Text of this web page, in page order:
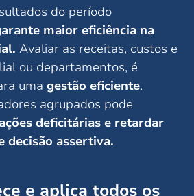
do período
maior eficiência na
Avaliar as receitas, custos e
ou departamentos, é
uma gestão eficiente.
agrupados pode
deficitárias e retardar
decisão assertiva.
e aplica todos os